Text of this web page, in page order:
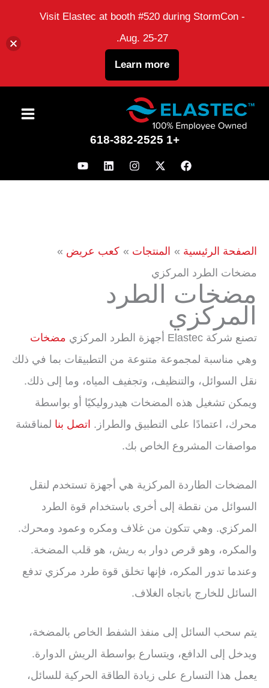
+1 618-382-2525
الصفحة الرئيسية المنتجات
كعب عريض
مضخات الطرد المركزي
مضخات الطرد
المركزي
تصنع شركة Elastec أجهزة الطرد المركزي
مضخات
وهي مناسبة لمجموعة متنوعة من التطبيقات بما في ذلك
نقل السوائل، والتنظيف، وتجفيف المياه، وما إلى ذلك.
ويمكن تشغيل هذه المضخات هيدروليكيًا أو بواسطة
محرك، اعتمادًا على التطبيق والطراز. اتصل بنا لمناقشة
مواصفات المشروع الخاص بك.
المضخات الطاردة المركزية هي أجهزة تستخدم لنقل
السوائل من نقطة إلى أخرى باستخدام قوة الطرد
المركزي. وهي تتكون من غلاف ومكره وعمود ومحرك.
والمكره، وهو قرص دوار به ريش، هو قلب المضخة.
وعندما تدور المكره، فإنها تخلق قوة طرد مركزي تدفع
السائل للخارج باتجاه الغلاف.
يتم سحب السائل إلى منفذ الشفط الخاص بالمضخة،
ويدخل إلى الدافع، ويتسارع بواسطة الريش الدوارة.
يعمل هذا التسارع على زيادة الطاقة الحركية للسائل،
Visit Elastec at booth #520 during StormCon -
Aug. 25-27.
Learn more